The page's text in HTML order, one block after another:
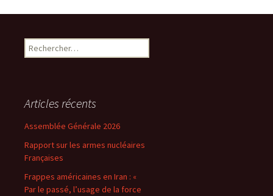
Rechercher :
Articles récents
Assemblée Générale 2026
Rapport sur les armes nucléaires
Françaises
Frappes américaines en Iran : «
Par le passé, l’usage de la force